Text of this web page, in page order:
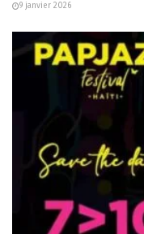
9 janvier 2026